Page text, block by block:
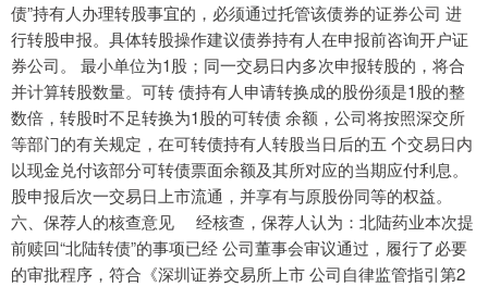
债”持有人办理转股事宜的，必须通过托管该债券的证券公司 进
行转股申报。具体转股操作建议债券持有人在申报前咨询开户证
券公司。 最小单位为1股；同一交易日内多次申报转股的，将合
并计算转股数量。可转 债持有人申请转换成的股份须是1股的整
数倍，转股时不足转换为1股的可转债 余额，公司将按照深交所
等部门的有关规定，在可转债持有人转股当日后的五 个交易日内
以现金兑付该部分可转债票面余额及其所对应的当期应付利息。
股申报后次一交易日上市流通，并享有与原股份同等的权益。
六、保荐人的核查意见 经核查，保荐人认为：北陆药业本次提
前赎回“北陆转债”的事项已经 公司董事会审议通过，履行了必要
的审批程序，符合《深圳证券交易所上市 公司自律监管指引第2